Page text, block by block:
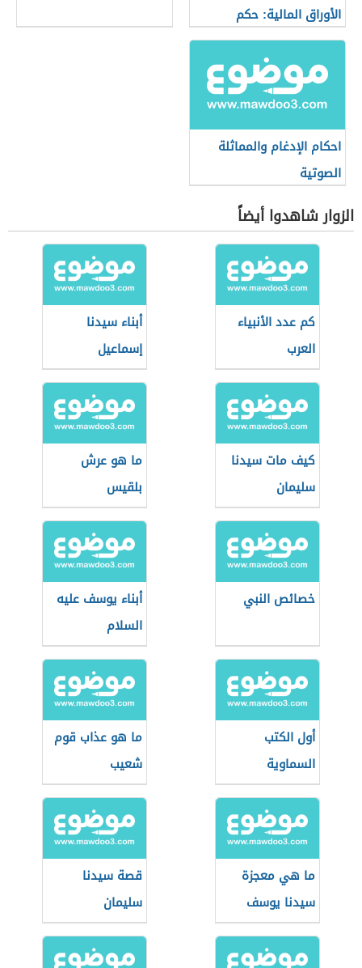
الأوراق المالية: حكم
التعامل في البورصة
احكام الإدغام والمماثلة
الصوتية
الزوار شاهدوا أيضاً
كم عدد الأنبياء
العرب
أبناء سيدنا
إسماعيل
كيف مات سيدنا
سليمان
ما هو عرش
بلقيس
خصائص النبي
أبناء يوسف عليه
السلام
أول الكتب
السماوية
ما هو عذاب قوم
شعيب
ما هي معجزة
سيدنا يوسف
قصة سيدنا
سليمان